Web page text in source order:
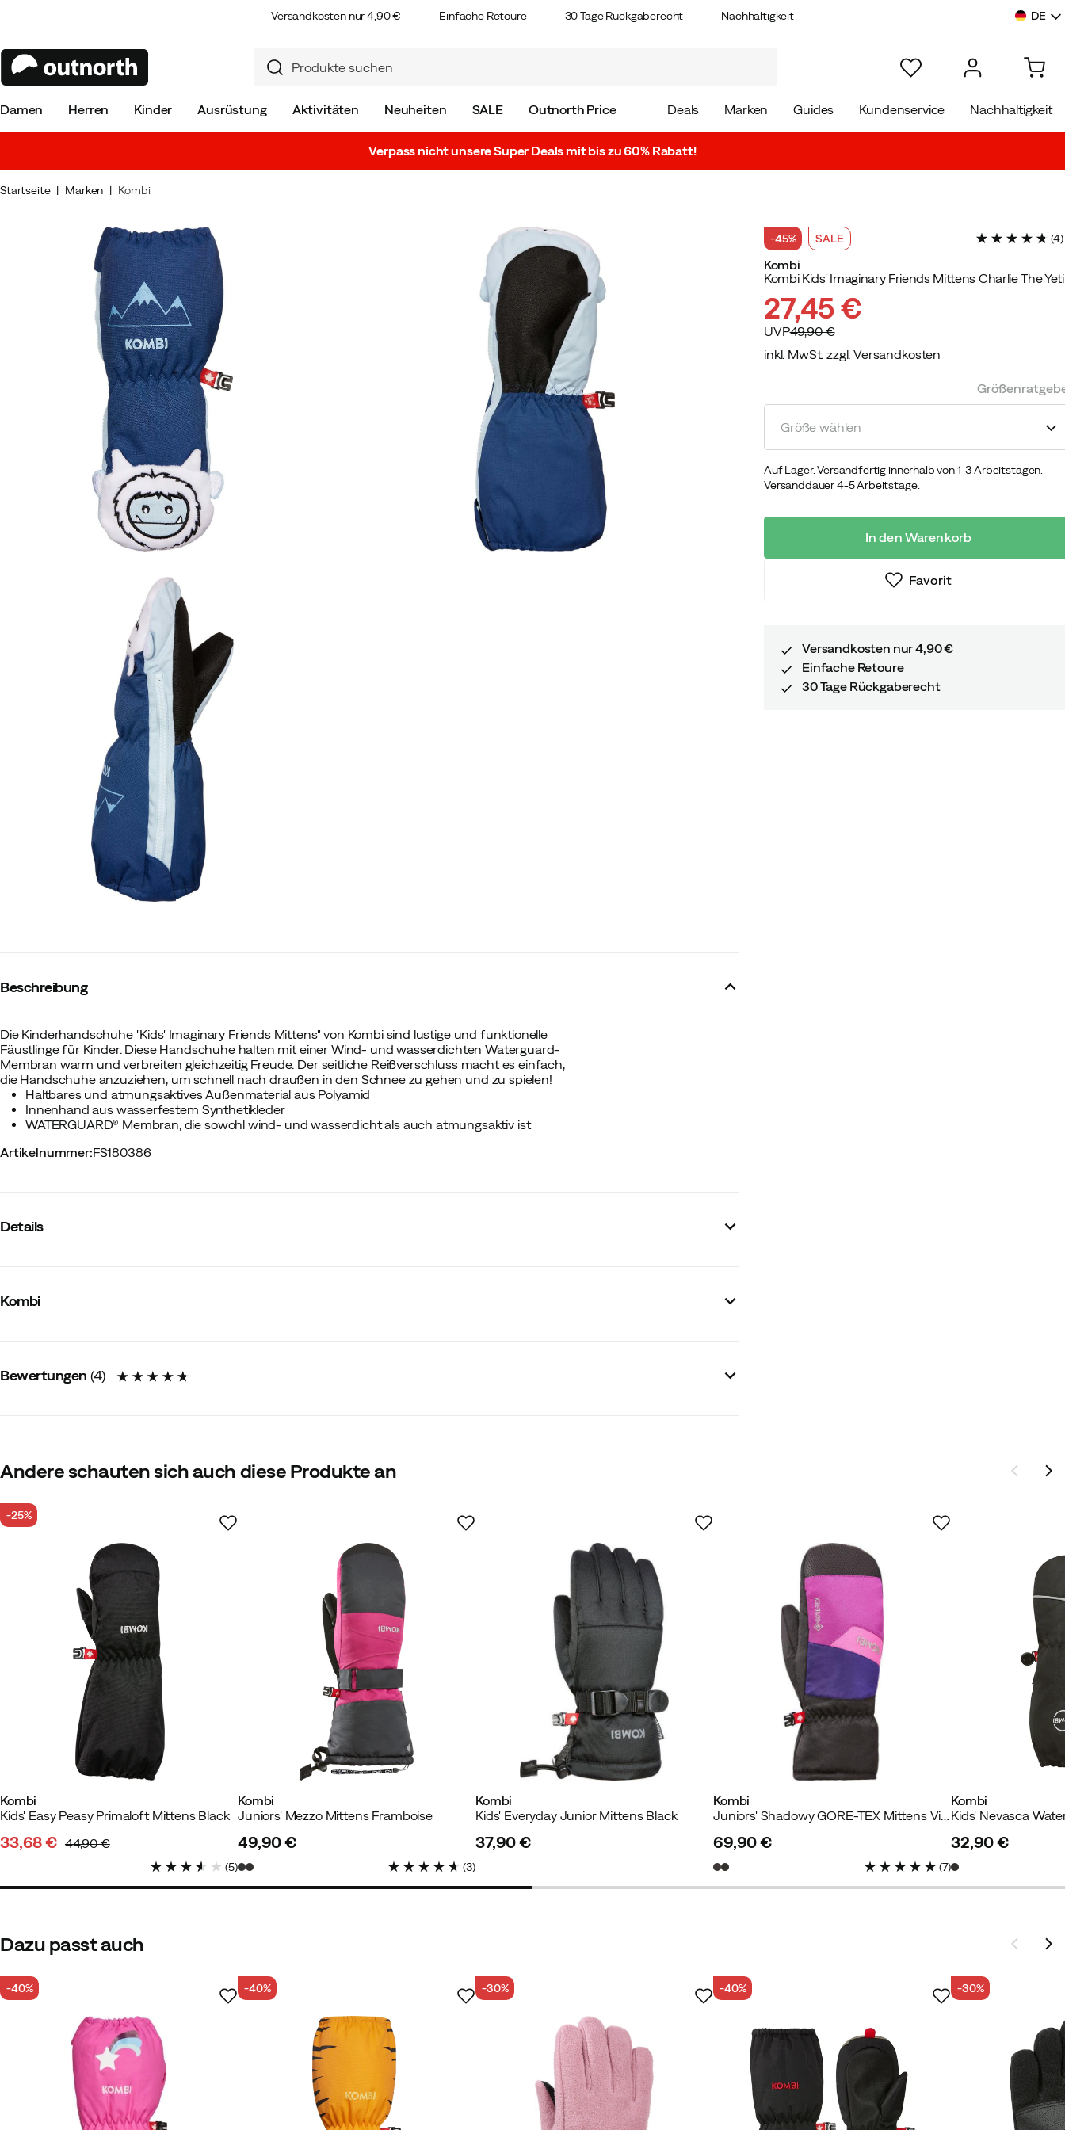
Versandkosten nur 4,90 € Einfache Retoure 30 Tage Rückgaberecht Nachhaltigkeit DE
Damen Herren Kinder Ausrüstung Aktivitäten Neuheiten SALE Outnorth Price Deals Marken Guides Kundenservice Nachhaltigkeit
Verpass nicht unsere Super Deals mit bis zu 60% Rabatt!
Startseite Marken Kombi
Beschreibung
Die Kinderhandschuhe "Kids' Imaginary Friends Mittens" von Kombi sind lustige und funktionelle
Fäustlinge für Kinder. Diese Handschuhe halten mit einer Wind- und wasserdichten Waterguard-
Membran warm und verbreiten gleichzeitig Freude. Der seitliche Reißverschluss macht es einfach,
die Handschuhe anzuziehen, um schnell nach draußen in den Schnee zu gehen und zu spielen!
Haltbares und atmungsaktives Außenmaterial aus Polyamid
Innenhand aus wasserfestem Synthetikleder
WATERGUARD® Membran, die sowohl wind- und wasserdicht als auch atmungsaktiv ist
Artikelnummer:FS180386
Details
Hersteller-Farbbezeichnung
Handschuhmodell
Fäustling
Kombi
Bewertungen (4)
4.8
basierend auf 4 Bewertungen
Verified by Trustvoice
-45% SALE (4)
Kombi
Kombi Kids' Imaginary Friends Mittens Charlie The Yeti
discounted
27,45 €
original
UVP49,90 €
inkl. MwSt. zzgl. Versandkosten
Größe wählen
Auf Lager. Versandfertig innerhalb von 1-3 Arbeitstagen.
Versanddauer 4-5 Arbeitstage.
In den Warenkorb
Favorit
Versandkosten nur 4,90 €
Einfache Retoure
30 Tage Rückgaberecht
Andere schauten sich auch diese Produkte an
Kombi
Kids' Easy Peasy Primaloft Mittens Black
-25%
33,68 € 44,90 €
(5)
Kombi
Juniors' Mezzo Mittens Framboise
price
49,90 €
(3)
Kombi
Kids' Everyday Junior Mittens Black
37,90 €
Kombi
Juniors' Shadowy GORE-TEX Mittens Violet Indigo
price
69,90 €
(7)
Kombi
Kids' Nevasca
price
32,90 €
Dazu passt auch
-40% -40% -30% -40% -30%